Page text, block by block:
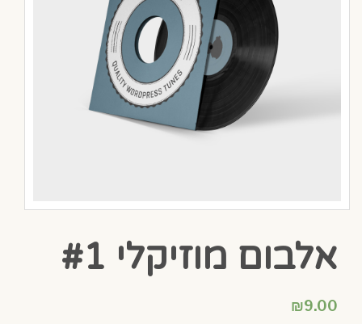
אלבום מוזיקלי #1
₪9.00